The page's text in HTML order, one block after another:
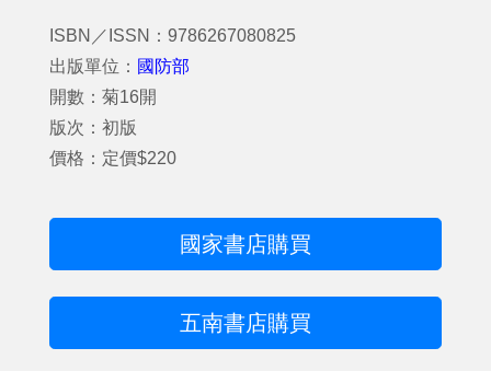
ISBN／ISSN：9786267080825
出版單位： 國防部
開數：菊16開
版次：初版
價格：定價$220
國家書店購買
五南書店購買